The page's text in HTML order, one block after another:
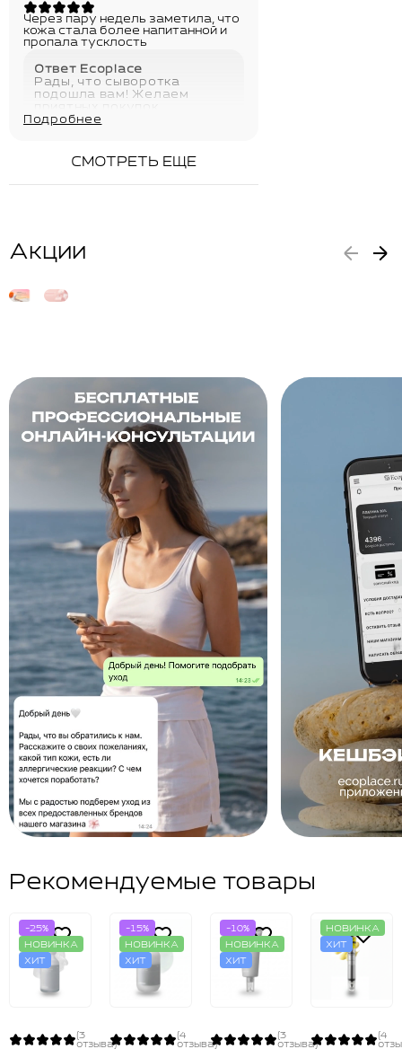
Через пару недель заметила, что
кожа стала более напитанной и
пропала тусклость
Ответ Ecoplace
Рады, что сыворотка
подошла вам! Желаем
02.06.2026
Подробнее
СМОТРЕТЬ ЕЩЕ
Акции
Рекомендуемые товары
-25%
НОВИНКА
ХИТ
(3
отзыва)
-15%
НОВИНКА
ХИТ
(4
отзыва)
-10%
НОВИНКА
ХИТ
(3
отзыва)
НОВИНКА
ХИТ
(4